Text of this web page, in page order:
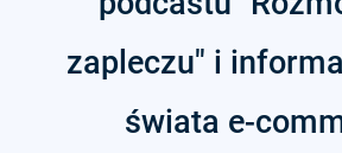
zapleczu" i
świata e-